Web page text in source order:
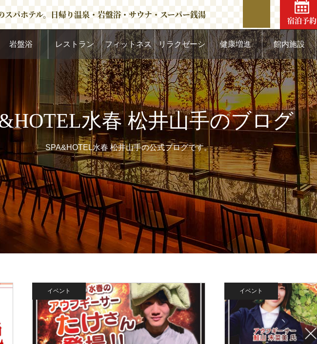
スパホテル。日帰り温泉・岩盤浴・サウナ・スーパー銭湯
宿泊予約
岩盤浴 レストラン フィットネス リラクゼーシ
ョン
健康増進 館内施設
水春 松井山手のブログ
SPA&HOTEL水春 松井山手の公式ブログです。
イベント イベント